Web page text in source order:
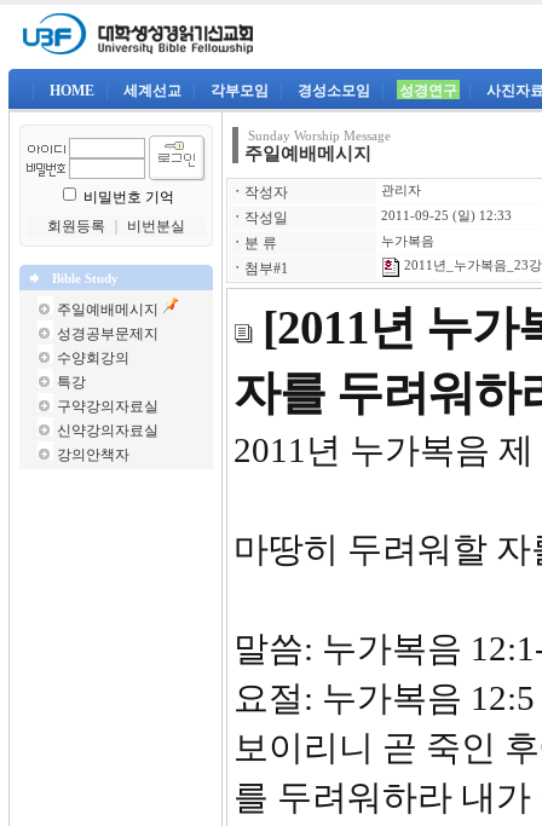
HOME 세계선교 각부모임 경성소모임 성경연구 사진자
비밀번호 기억
회원등록
비번분실
Bible Study
주일예배메시지
성경공부문제지
수양회강의
특강
구약강의자료실
신약강의자료실
강의안책자
Sunday Worship Message
주일예배메시지
ㆍ 작성자 관리자
ㆍ 작성일 2011-09-25 (일) 12:33
ㆍ 분 류 누가복음
ㆍ 첨부#1 2011년_누가복음_23
[2011년 누가
자를 두려워하
2011년 누가복음 제
마땅히 두려워할
말씀: 누가복음
요절: 누가복음
보이리니 곧 죽인
를 두려워하라 내